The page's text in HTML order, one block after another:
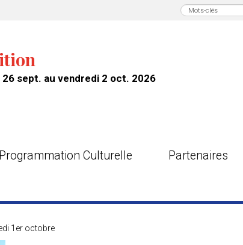
26 sept. au vendredi 2 oct. 2026
Programmation Culturelle Partenaires
1er octobre